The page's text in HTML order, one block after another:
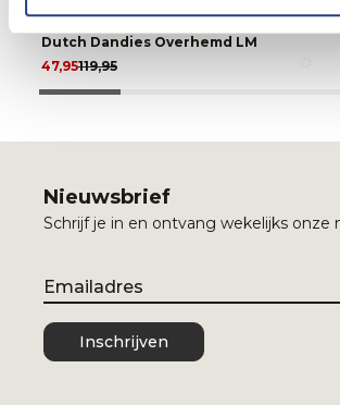
2 halen 1 betalen
Dutch Dandies Overhemd LM
119,95
47,95
Nieuwsbrief
Schrijf je in en ontvang wekelijks onze
Email
Inschrijven